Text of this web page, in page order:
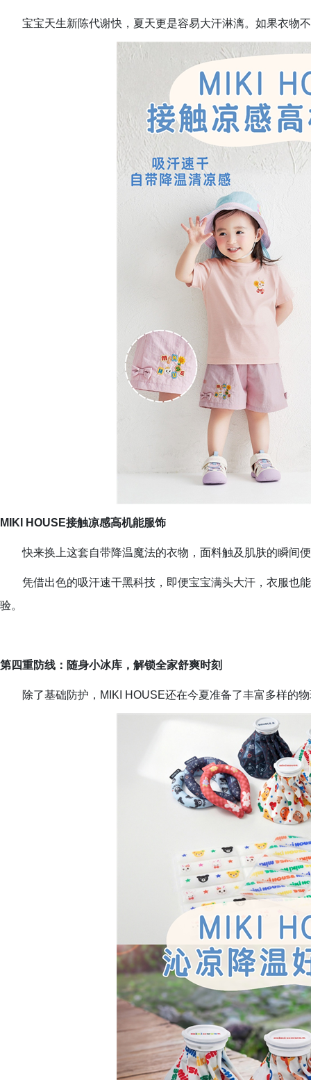
宝宝天生新陈代谢快，夏天更是容易大汗淋漓。如果衣物
MIKI HOUSE接触凉感高机能服饰
快来换上这套自带降温魔法的衣物，面料触及肌肤的瞬间
凭借出色的吸汗速干黑科技，即便宝宝满头大汗，衣服也
验。
第四重防线：随身小冰库，解锁全家舒爽时刻
除了基础防护，MIKI HOUSE还在今夏准备了丰富多样的